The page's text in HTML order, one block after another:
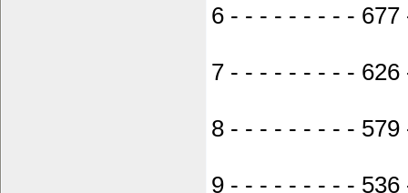
6 - - - - - - - - -
7 - - - - - - - - -
8 - - - - - - - - -
9 - - - - - - - - -